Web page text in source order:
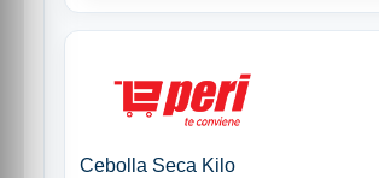
Cebolla Seca Kilo